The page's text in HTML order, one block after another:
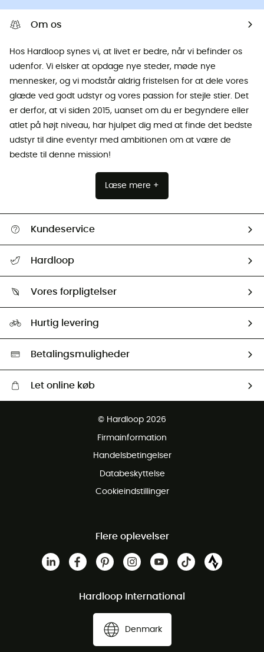
Om os
Hos Hardloop synes vi, at livet er bedre, når vi befinder os
udenfor. Vi elsker at opdage nye steder, møde nye
mennesker, og vi modstår aldrig fristelsen for at dele vores
glæde ved godt udstyr og vores passion for stejle stier. Det
er derfor, at vi siden 2015, uanset om du er begyndere eller
atlet på højt niveau, har hjulpet dig med at finde det bedste
udstyr til dine eventyr med ambitionen om at være de
bedste til denne mission!
Læse mere +
Kundeservice
Returnering & Tilbagebetaling
Hardloop
Our ambassadors
Vores forpligtelser
HardGreen Udvalg
Hurtig levering
Betalingsmuligheder
Let online køb
© Hardloop 2026
Firmainformation
Handelsbetingelser
Databeskyttelse
Cookieindstillinger
Flere oplevelser
Hardloop International
Denmark